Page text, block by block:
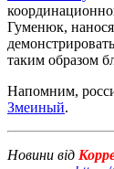
Гуменюк,
таким образом
Напомним,
Змеиный.
Новини від